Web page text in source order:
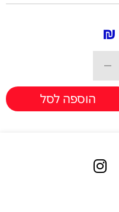
₪
הוספה לסל